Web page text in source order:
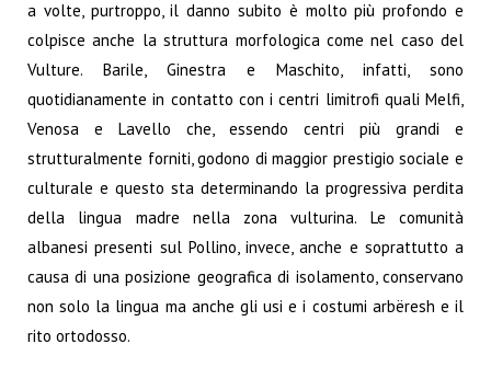
a volte, purtroppo, il danno subito è molto più profondo e
colpisce anche la struttura morfologica come nel caso del
Vulture. Barile, Ginestra e Maschito, infatti, sono
quotidianamente in contatto con i centri limitrofi quali Melfi,
Venosa e Lavello che, essendo centri più grandi e
strutturalmente forniti, godono di maggior prestigio sociale e
culturale e questo sta determinando la progressiva perdita
della lingua madre nella zona vulturina. Le comunità
albanesi presenti sul Pollino, invece, anche e soprattutto a
causa di una posizione geografica di isolamento, conservano
non solo la lingua ma anche gli usi e i costumi arbëresh e il
rito ortodosso.